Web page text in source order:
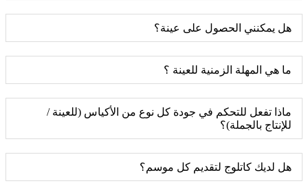
هل يمكنني الحصول على عينة؟
ما هي المهلة الزمنية للعينة ؟
ماذا تفعل للتحكم في جودة كل نوع من الأكياس (للعينة /
للإنتاج بالجملة)؟
هل لديك كاتلوج لتقديم كل موسم؟